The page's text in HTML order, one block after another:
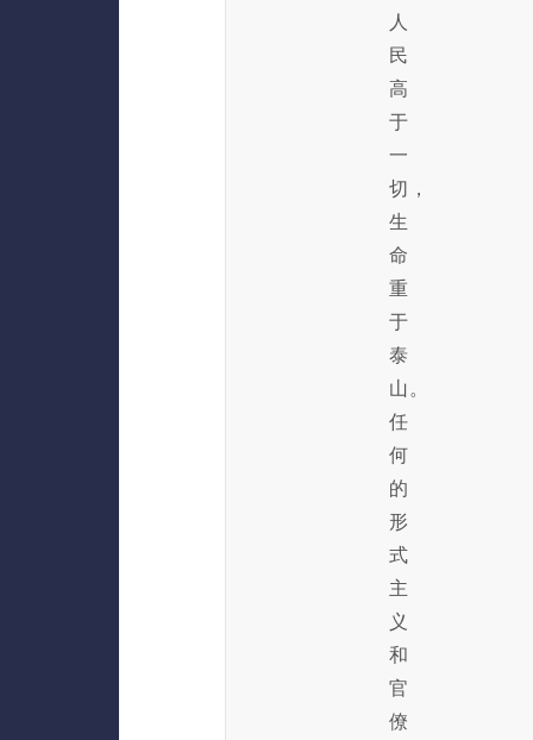
人
民
高
于
一
切，
生
命
重
于
泰
山。
任
何
的
形
式
主
义
和
官
僚